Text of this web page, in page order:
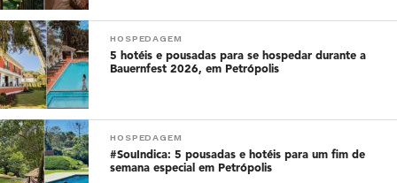
HOSPEDAGEM
5 hotéis e pousadas para se hospedar durante a
Bauernfest 2026, em Petrópolis
HOSPEDAGEM
#SouIndica: 5 pousadas e hotéis para um fim de
semana especial em Petrópolis